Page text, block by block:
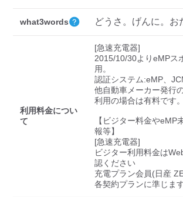
what3words どうさ。げんに。お
利用料金につい
て
[急速充電器]
2015/10/30よりeMPス
用。
認証システム:eMP、
他自動車メーカー発行
利用の場合は有料です。
【ビジター料金やeMP
報等】
[急速充電器]
ビジター利用料金は
認ください
充電プラン会員(日産
各契約プランに準じま